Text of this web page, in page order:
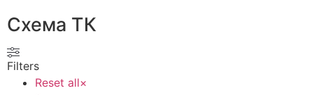
Схема ТК
Filters
Reset all×